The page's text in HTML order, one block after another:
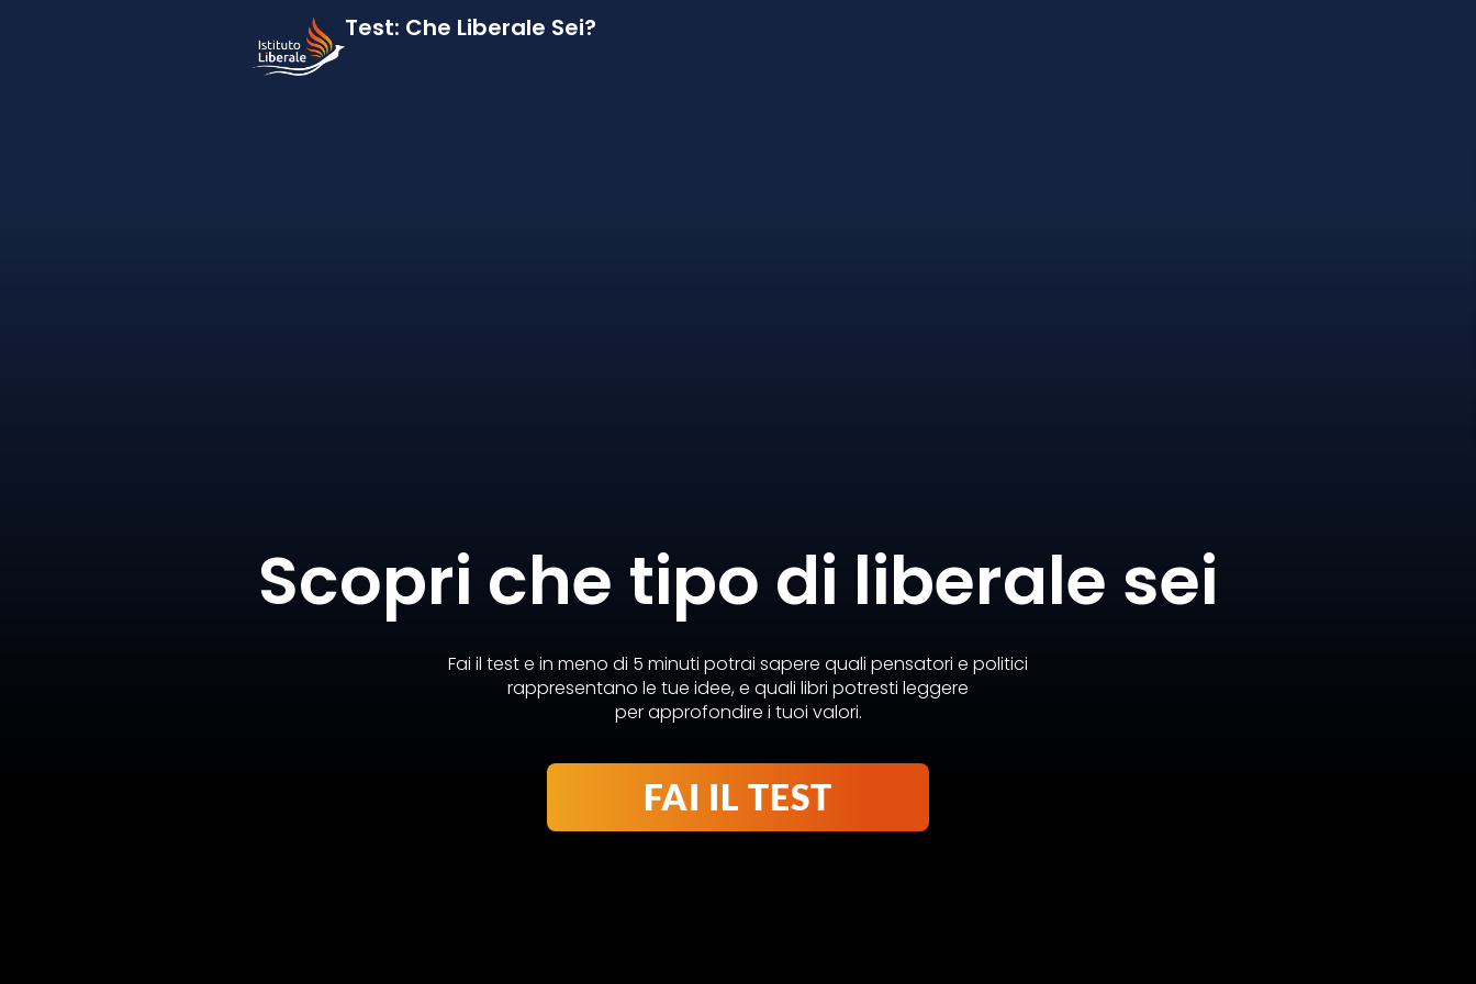
Test: Che Liberale Sei?
Scopri che tipo di liberale sei
Fai il test e in meno di 5 minuti potrai sapere quali pensatori e politici
rappresentano le tue idee, e quali libri potresti leggere
per approfondire i tuoi valori.
FAI IL TEST